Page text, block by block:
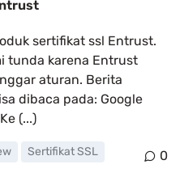
sertifikat ssl Entrust.
tunda karena Entrust
aturan. Berita
dibaca pada: Google
(...)
Sertifikat SSL 0